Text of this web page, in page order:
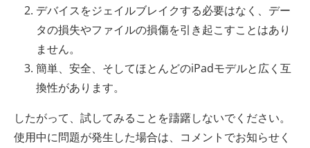
デバイスをジェイルブレイクする必要はなく、デー
タの損失やファイルの損傷を引き起こすことはあり
ません。
簡単、安全、そしてほとんどのiPadモデルと広く互
換性があります。
したがって、試してみることを躊躇しないでください。
使用中に問題が発生した場合は、コメントでお知らせく